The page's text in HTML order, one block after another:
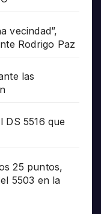
vecindad”,
Rodrigo Paz
las
DS 5516 que
25 puntos,
5503 en la